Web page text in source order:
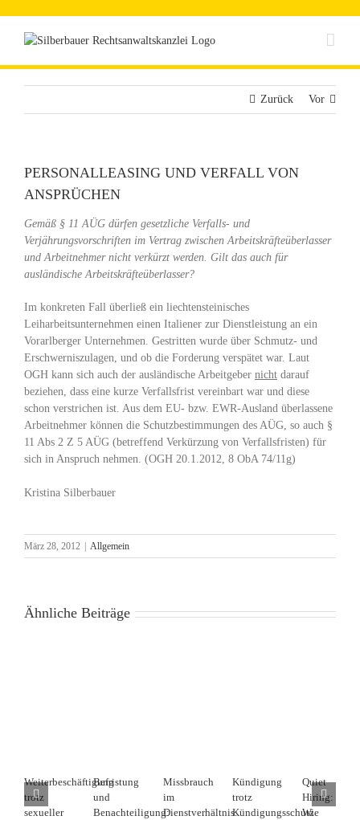
springen
Zurück Vor
PERSONALLEASING UND VERFALL VON
ANSPRÜCHEN
Gemäß § 11 AÜG dürfen gesetzliche Verfalls- und
Verjährungsvorschriften im Vertrag zwischen Arbeitskräfteüberlasser
und Arbeitnehmer nicht verkürzt werden. Gilt das auch für
ausländische Arbeitskräfteüberlasser?
Im konkreten Fall überließ ein liechtensteinisches
Leiharbeitsunternehmen einen Italiener zur Dienstleistung an ein
Vorarlberger Unternehmen. Gestritten wurde über Schmutz- und
Erschwerniszulagen, und ob die Forderung verspätet war. Laut
OGH kann sich auch der ausländische Arbeitgeber nicht darauf
beziehen, dass eine kurze Verfallsfrist vereinbart war und diese
schon verstrichen ist. Aus dem EU- bzw. EWR-Ausland überlassene
Arbeitnehmer können die Schutzbestimmungen des AÜG, so auch §
11 Abs 2 Z 5 AÜG (betreffend Verkürzung von Verfallsfristen) für
sich in Anspruch nehmen. (OGH 20.1.2012, 8 ObA 74/11g)
Kristina Silberbauer
März 28, 2012 Allgemein
Ähnliche Beiträge
Weiterbeschäftigung
trotz
sexueller
Befristung
und
Benachteiligung:
Missbrauch
im
Dienstverhältnis:
Kündigung
trotz
Kündigungsschutz
Quiet
Hiring:
Wie